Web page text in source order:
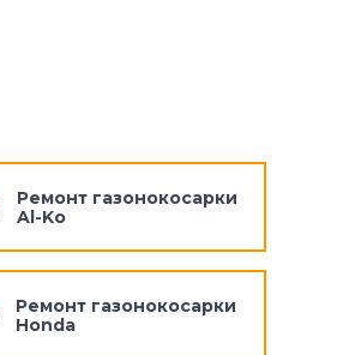
Ремонт газонокосарки
Al-Ko
Ремонт газонокосарки
Honda